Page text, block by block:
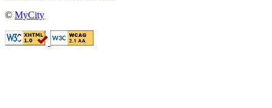
© MyCity